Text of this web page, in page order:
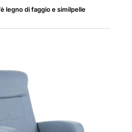
legno di faggio e similpelle